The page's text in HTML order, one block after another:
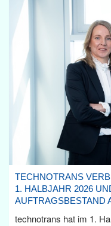
TECHNOTRANS
1. HALBJAHR 2026
AUFTRAGSBESTAND
technotrans hat im 1.